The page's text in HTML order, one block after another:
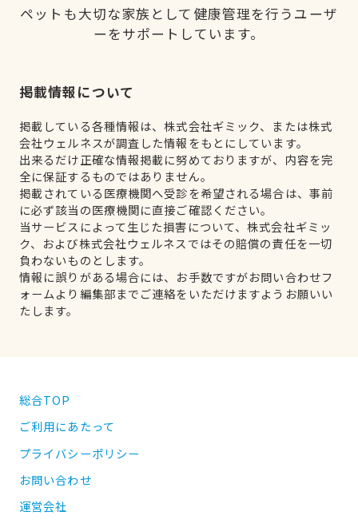
ペットも大切な家族として健康管理を行うユーザ
ーをサポートしています。
掲載情報について
掲載している各種情報は、株式会社ギミック、または株式
会社ウェルネスが調査した情報をもとにしています。
出来るだけ正確な情報掲載に努めておりますが、内容を完
全に保証するものではありません。
掲載されている医療機関へ受診を希望される場合は、事前
に必ず該当の医療機関に直接ご確認ください。
当サービスによって生じた損害について、株式会社ギミッ
ク、および株式会社ウェルネスではその賠償の責任を一切
負わないものとします。
情報に誤りがある場合には、お手数ですがお問い合わせフ
ォームより編集部までご連絡をいただけますようお願いい
たします。
総合TOP
ご利用にあたって
プライバシーポリシー
お問い合わせ
運営会社